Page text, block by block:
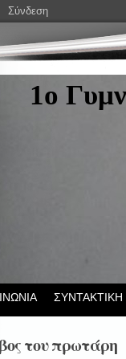
1ο
του πρωτάρη
Σύνδεση